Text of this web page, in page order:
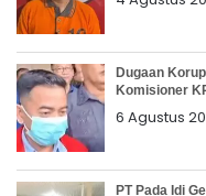
Dugaan
Komisioner
6 Agustus
PT Pada Idi